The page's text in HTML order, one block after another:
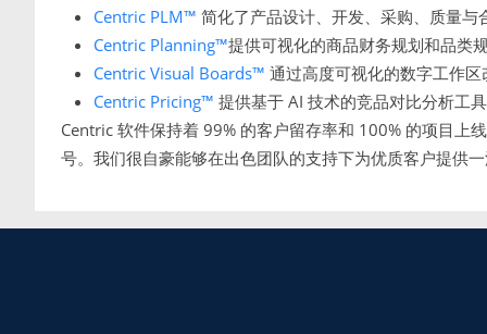
Centric PLM™ 简化了产品设计、开发、采购、质量
Centric Planning™提供可视化的商品财务规划和品类
Centric Visual Boards™ 通过高度可视化的数字工作
Centric Pricing™ 提供基于 AI 技术的竞品对比分析工
Centric 软件保持着 99% 的客户留存率和 100% 的项目上
号。我们很自豪能够在出色团队的支持下为优质客户提供